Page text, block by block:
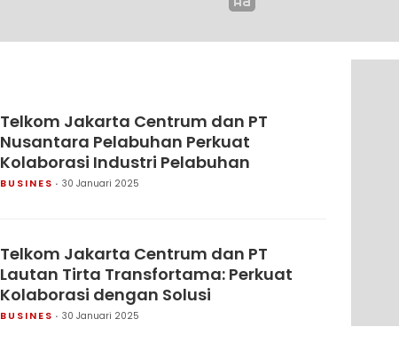
Telkom Jakarta Centrum dan PT
Nusantara Pelabuhan Perkuat
Kolaborasi Industri Pelabuhan
BUSINES 30 Januari 2025
Telkom Jakarta Centrum dan PT
Lautan Tirta Transfortama: Perkuat
Kolaborasi dengan Solusi
BUSINES 30 Januari 2025